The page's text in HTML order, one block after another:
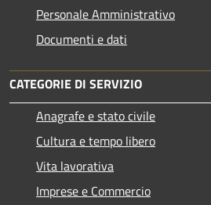
Personale Amministrativo
Documenti e dati
CATEGORIE DI SERVIZIO
Anagrafe e stato civile
Cultura e tempo libero
Vita lavorativa
Imprese e Commercio